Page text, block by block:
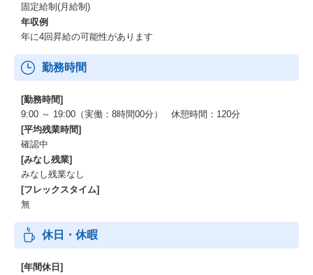
固定給制(月給制)
年収例
年に4回昇給の可能性があります
勤務時間
[勤務時間]
9:00 ～ 19:00（実働：8時間00分） 休憩時間：120分
[平均残業時間]
確認中
[みなし残業]
みなし残業なし
[フレックスタイム]
無
休日・休暇
[年間休日]